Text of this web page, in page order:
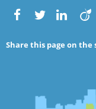
Share this page on